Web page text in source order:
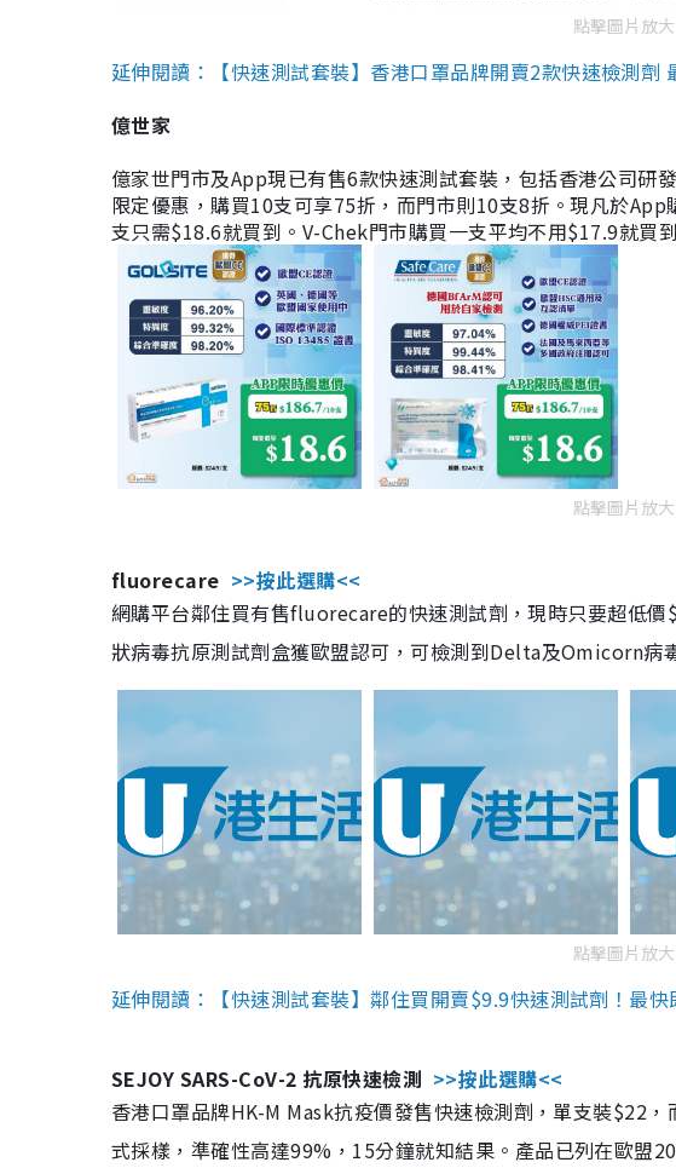
點擊圖片放大
延伸閱讀：【快速測試套裝】香港口罩品牌開賣2款快速檢測
億世家
億家世門市及App現已有售6款快速測試套裝，包括香港公司
限定優惠，購買10支可享75折，而門市則10支8折。現凡於
支只需$18.6就買到。V-Chek門市購買一支平均不用$17.9就買
點擊圖片放大
fluorecare >>按此選購<<
網購平台鄰住買有售fluorecare的快速測試劑，現時只要超低
狀病毒抗原測試劑盒獲歐盟認可，可檢測到Delta及Omicorn病
點擊圖片放大
延伸閱讀：【快速測試套裝】鄰住買開賣$9.9快速測試劑！最
SEJOY SARS-CoV-2 抗原快速檢測 >>按此選購<<
香港口罩品牌HK-M Mask抗疫價發售快速檢測劑，單支裝$22
式採樣，準確性高達99%，15分鐘就知結果。產品已列在歐盟